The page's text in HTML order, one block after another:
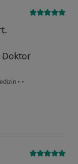
Doktor
• •